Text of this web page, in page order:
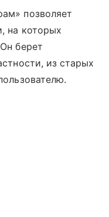
позволяет
на которых
берет
из старых